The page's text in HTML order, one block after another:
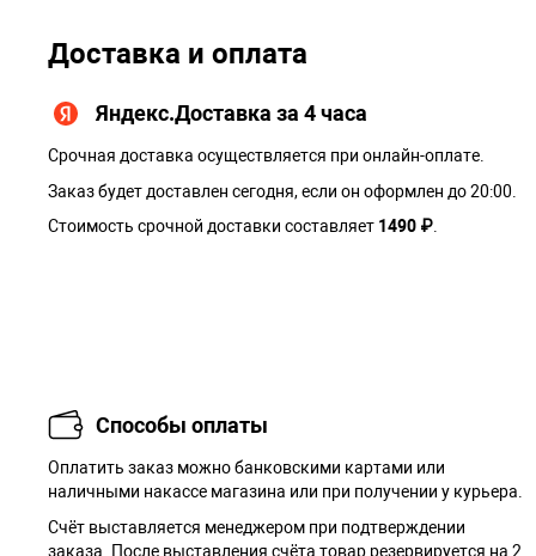
Доставка и оплата
Яндекс.Доставка за 4 часа
Срочная доставка осуществляется при онлайн-оплате.
Заказ будет доставлен сегодня, если он оформлен до 20:00.
Стоимость срочной доставки составляет 1490 ₽
Способы оплаты
Оплатить заказ можно банковскими картами или
наличными накассе магазина или при получении у курьера.
Cчёт выставляется менеджером при подтверждении
заказа. После выставления счёта товар резервируется на 2